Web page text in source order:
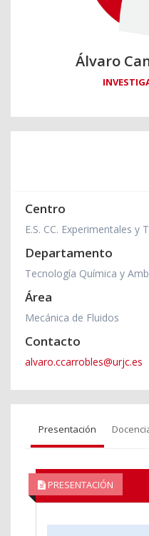
Álvaro
Centro
E.S. CC. Experimentales y
Departamento
Tecnología Química y
Área
Mecánica de Fluidos
Contacto
alvaro.ccarrobles@urjc.es
Presentación
PRESENTACIÓN